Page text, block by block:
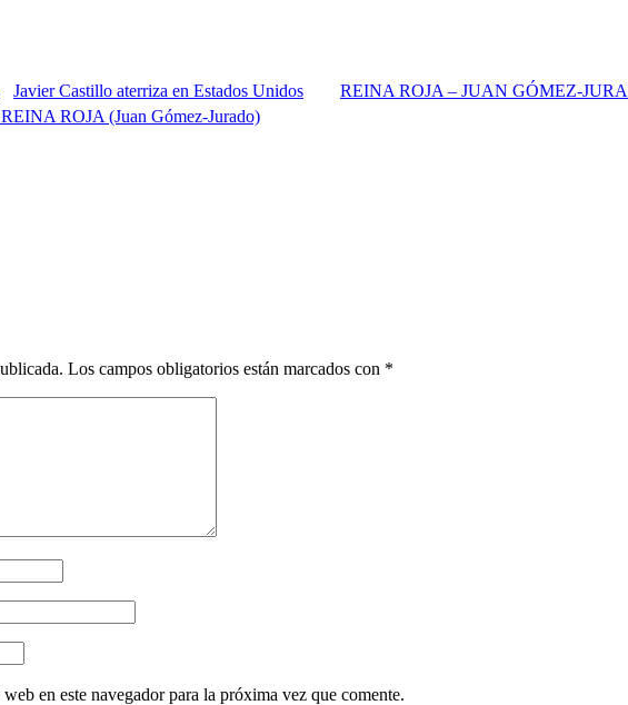
Javier Castillo aterriza en Estados Unidos REINA ROJA – JUAN GÓMEZ-
ROJA (Juan Gómez-Jurado)
Los campos obligatorios están marcados con *
en este navegador para la próxima vez que comente.